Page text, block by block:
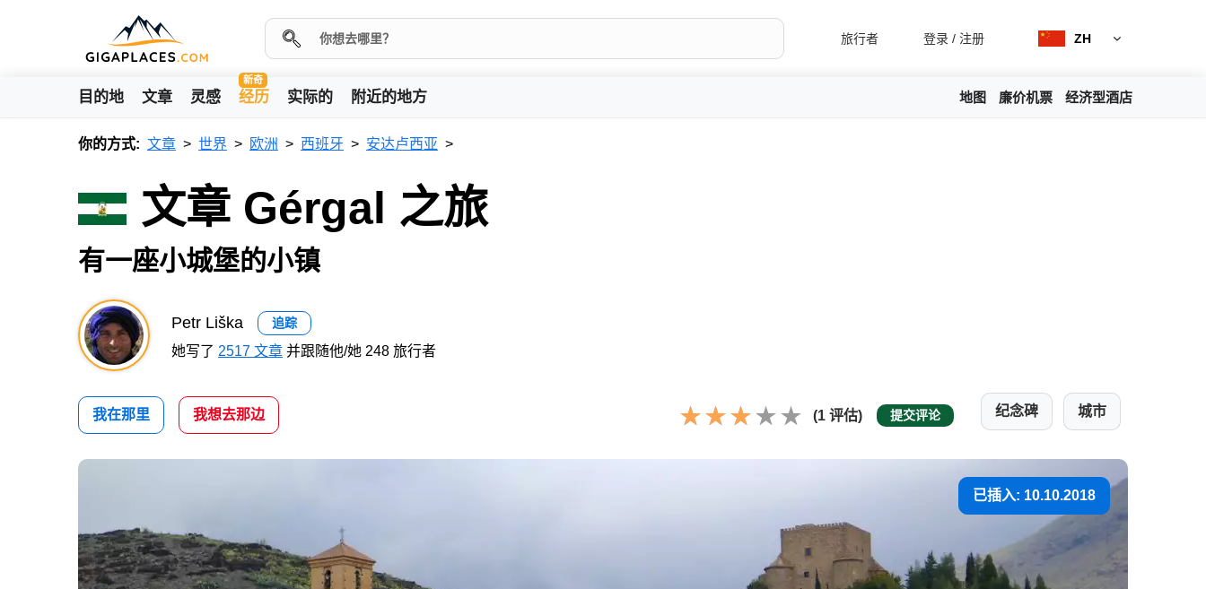
旅行者 登录 / 注册 ZH
目的地 文章 灵感
新奇
经历 实际的 附近的地方 地图 廉价机票 经济型酒店
你的方式: 文章 世界 欧洲 西班牙 安达卢西亚
文章 Gérgal 之旅
有一座小城堡的小镇
Petr Liška 追踪
她写了 2517 文章 并跟随他/她 248 旅行者
我在那里 我想去那边 (1 评估) 提交评论 纪念碑 城市
已插入: 10.10.2018